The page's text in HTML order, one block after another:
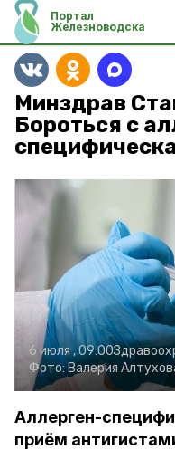
Портал
Железноводска
Минздрав
Бороться с
6 июля , 09:00
Фото:Валерия
Аллерген-
приём